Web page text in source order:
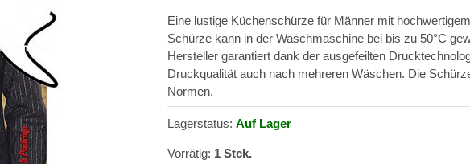
Eine lustige Küchenschürze für Männer mit
Schürze kann in der Waschmaschine bei bis zu 50°C
Hersteller garantiert dank der ausgefeilten
Druckqualität auch nach mehreren Wäschen. Die
Normen.
Lagerstatus: Auf Lager
Vorrätig: 1 Stck.